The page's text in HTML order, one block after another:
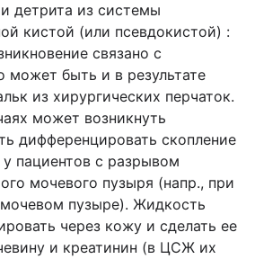
детрита из системы
кистой (или псевдокистой) :
связано с
может быть и в результате
из хирургических перчаток.
может возникнуть
дифференцировать скопление
пациентов с разрывом
мочевого пузыря (напр., при
пузыре). Жидкость
через кожу и сделать ее
и креатинин (в ЦСЖ их